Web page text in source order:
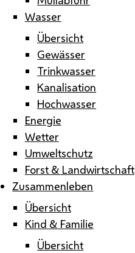
Wasser
Übersicht
Gewässer
Trinkwasser
Kanalisation
Hochwasser
Energie
Wetter
Umweltschutz
Forst & Landwirtschaft
Zusammenleben
Übersicht
Kind & Familie
Übersicht